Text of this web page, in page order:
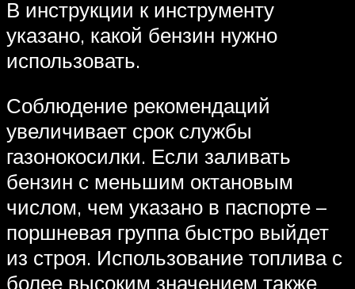
В инструкции к инструменту
указано, какой бензин нужно
использовать.
Соблюдение рекомендаций
увеличивает срок службы
газонокосилки. Если заливать
бензин с меньшим октановым
числом, чем указано в паспорте –
поршневая группа быстро выйдет
из строя. Использование топлива с
более высоким значением также